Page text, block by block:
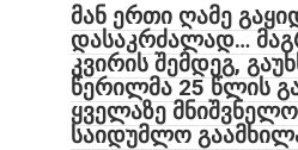
მან ერთი ღამე
დასაკრძალად…
კვირის შემდეგ,
წერილმა 25 წლის
ყველაზე
საიდუმლო